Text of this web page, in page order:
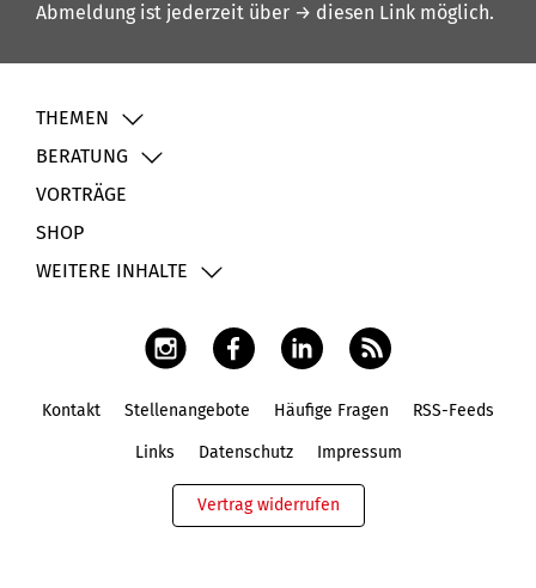
Abmeldung ist jederzeit über → diesen Link möglich.
THEMEN
BERATUNG
VORTRÄGE
SHOP
WEITERE INHALTE
Kontakt Stellenangebote Häufige Fragen RSS-Feeds
Links Datenschutz Impressum
Vertrag widerrufen